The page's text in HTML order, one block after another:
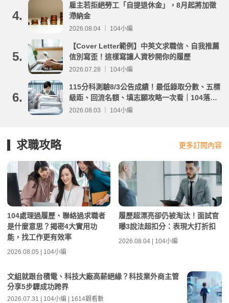
4.
雇主若拒絕勞工「自提退休金」，8月起將加徵
滯納金
2026.08.04 ｜ 104小編
5.
【Cover Letter範例】中英文求職信、自我推薦
信別寫歪！這樣寫讓人資秒開你的履歷
2026.07.28 ｜ 104小編
6.
115分科測驗8/3公告成績！最低錄取分數、五標
級距、回流名額、填志願攻略一次看｜104落點
分析
2026.08.03 ｜ 104小編
求職攻略 更多訂閱內容
104處理過履歷、聯絡過求職者
是什麼意思？揭密4大實用功
能，找工作更有效率
2026.08.05 | 104小編
履歷超漂亮卻仍被淘汰！面試官
曝3說法超扣分：表現大打折扣
2026.08.04 | 104小編
文組就跟台積電、科技大廠高薪絕緣？科技業外商主管
分享5步驟成功跨界
2026.07.31 | 104小編 | 1614觀看數